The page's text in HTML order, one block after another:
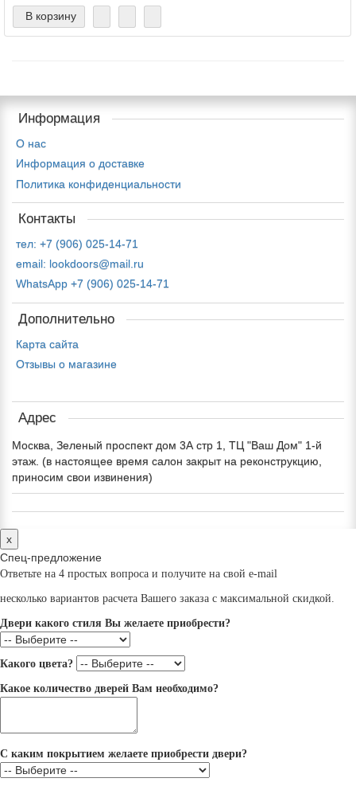
В корзину
Информация
О нас
Информация о доставке
Политика конфиденциальности
Контакты
тел: +7 (906) 025-14-71
email: lookdoors@mail.ru
WhatsApp +7 (906) 025-14-71
Дополнительно
Карта сайта
Отзывы о магазине
Адрес
Москва, Зеленый проспект дом 3А стр 1, ТЦ "Ваш Дом" 1-й
этаж. (в настоящее время салон закрыт на реконструкцию,
приносим свои извинения)
x
Спец-предложение
Ответьте на 4 простых вопроса и получите на свой e-mail
несколько вариантов расчета Вашего заказа с максимальной скидкой.
Двери какого стиля Вы желаете приобрести?
Какого цвета?
Какое количество дверей Вам необходимо?
С каким покрытием желаете приобрести двери?